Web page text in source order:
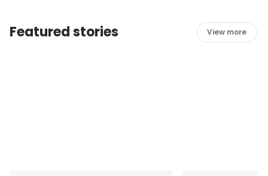
Featured stories View more